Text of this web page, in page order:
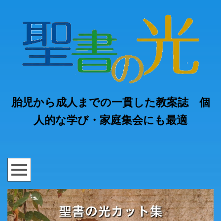
胎児から成人までの一貫した教案誌 個
人的な学び・家庭集会にも最適